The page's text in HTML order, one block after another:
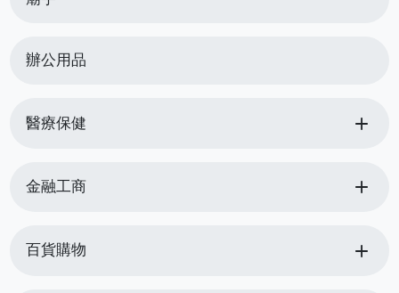
辦公用品
醫療保健 add
金融工商 add
百貨購物 add